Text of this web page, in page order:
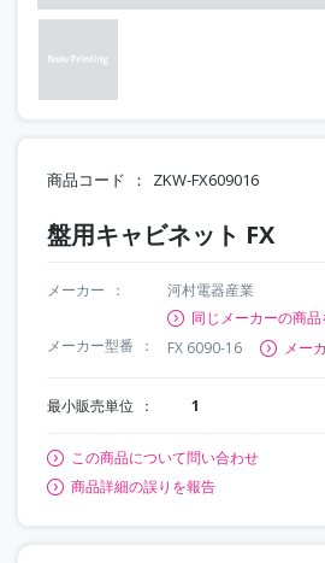
商品コード ZKW-FX609016
盤用キャビネット FX
メーカー
河村電器産業
同じメーカーの商
メーカー型番
FX 6090-16 メー
最小販売単位 1
この商品について問い合わせ
商品詳細の誤りを報告